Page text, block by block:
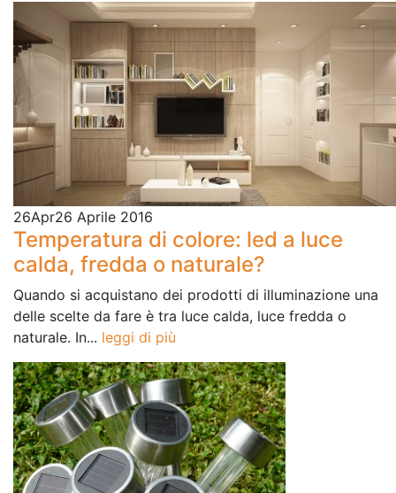
26Apr26 Aprile 2016
Temperatura di colore: led a luce
calda, fredda o naturale?
Quando si acquistano dei prodotti di illuminazione una
delle scelte da fare è tra luce calda, luce fredda o
naturale. In... leggi di più